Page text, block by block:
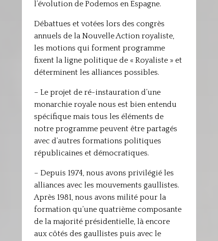
l’évolution de Podemos en Espagne.
Débattues et votées lors des congrès
annuels de la Nouvelle Action royaliste,
les motions qui forment programme
fixent la ligne politique de « Royaliste » et
déterminent les alliances possibles.
– Le projet de ré-instauration d’une
monarchie royale nous est bien entendu
spécifique mais tous les éléments de
notre programme peuvent être partagés
avec d’autres formations politiques
républicaines et démocratiques.
– Depuis 1974, nous avons privilégié les
alliances avec les mouvements gaullistes.
Après 1981, nous avons milité pour la
formation qu’une quatrième composante
de la majorité présidentielle, là encore
aux côtés des gaullistes puis avec le